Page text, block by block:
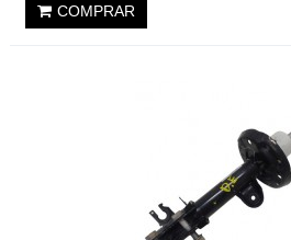
COMPRAR